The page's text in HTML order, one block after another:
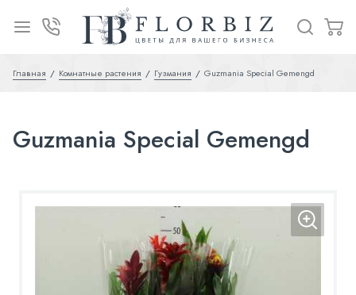
Главная Комнатные растения Гузмания Guzmania Special Gemengd
Guzmania Special Gemengd